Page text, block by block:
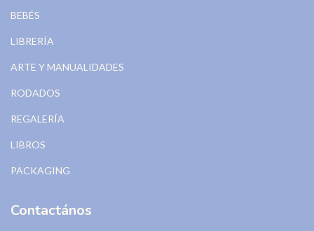
BEBÉS
LIBRERÍA
ARTE Y MANUALIDADES
RODADOS
REGALERÍA
LIBROS
PACKAGING
Contactános